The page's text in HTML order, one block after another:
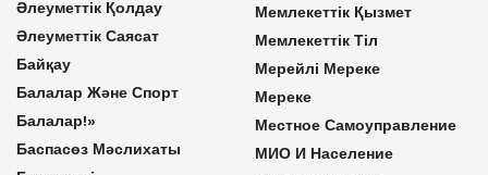
Әлеуметтік Қолдау
Әлеуметтік Саясат
Байқау
Балалар Және Спорт
Балалар!»
Баспасөз Мәслихаты
Мемлекеттік Қызмет
Мемлекеттік Тіл
Мерейлі Мереке
Мереке
Местное Самоуправление
МИО И Население